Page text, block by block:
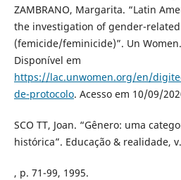
ZAMBRANO, Margarita. “Latin
the investigation of gender-
(femicide/feminicide)”. Un
Disponível em
https://lac.unwomen.org/en/
de-protocolo. Acesso em 10/09/
SCO TT, Joan. “Gênero: uma
histórica”. Educação & realidade,
, p. 71-99, 1995.